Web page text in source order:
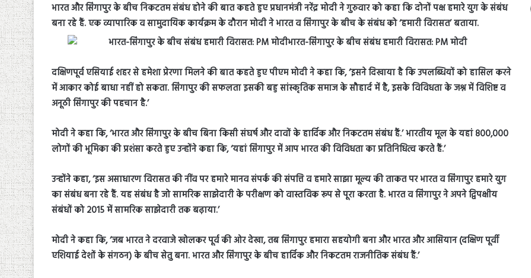
भारत और सिंगापुर के बीच निकटतम संबंध होने की बात कहते हुए प्रधानमंत्री नरेंद्र मोदी ने गुरुवार को कहा कि दोनों पक्ष हमारे युग के संबंध
बना रहे हैं. एक व्यापारिक व सामुदायिक कार्यक्रम के दौरान मोदी ने भारत व सिंगापुर के बीच के संबंध को ‘हमारी विरासत’ बताया.
दक्षिणपूर्व एसियाई शहर से हमेशा प्रेरणा मिलने की बात कहते हुए पीएम मोदी ने कहा कि, ‘इसने दिखाया है कि उपलब्धियों को हासिल करने
में आकार कोई बाधा नहीं हो सकता. सिंगापुर की सफलता इसकी बहु सांस्कृतिक समाज के सौहार्द में है, इसके विविधता के जश्न में विशिष्ट व
अनूठी सिंगापुर की पहचान है.’
मोदी ने कहा कि, ‘भारत और सिंगापुर के बीच बिना किसी संघर्ष और दावों के हार्दिक और निकटतम संबंध हैं.’ भारतीय मूल के यहां 800,000
लोगों की भूमिका की प्रशंसा करते हुए उन्होंने कहा कि, ‘यहां सिंगापुर में आप भारत की विविधता का प्रतिनिधित्व करते हैं.’
उन्होंने कहा, ‘इस असाधारण विरासत की नींव पर हमारे मानव संपर्क की संपत्ति व हमारे साझा मूल्य की ताकत पर भारत व सिंगापुर हमारे युग
का संबंध बना रहे हैं. यह संबंध है जो सामरिक साझेदारी के परीक्षण को वास्तविक रूप से पूरा करता है. भारत व सिंगापुर ने अपने द्विपक्षीय
संबंधों को 2015 में सामरिक साझेदारी तक बढ़ाया.’
मोदी ने कहा कि, ‘जब भारत ने दरवाजे खोलकर पूर्व की ओर देखा, तब सिंगापुर हमारा सहयोगी बना और भारत और आसियान (दक्षिण पूर्वी
एशियाई देशों के संगठन) के बीच सेतु बना. भारत और सिंगापुर के बीच हार्दिक और निकटतम राजनीतिक संबंध हैं.’